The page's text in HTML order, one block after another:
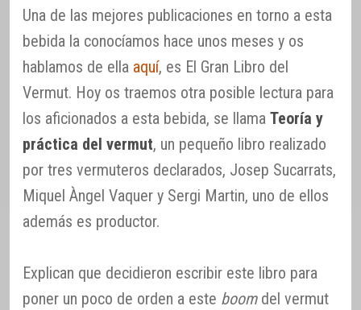
Una de las mejores publicaciones en torno a esta
bebida la conocíamos hace unos meses y os
hablamos de ella aquí, es El Gran Libro del
Vermut. Hoy os traemos otra posible lectura para
los aficionados a esta bebida, se llama Teoría y
práctica del vermut, un pequeño libro realizado
por tres vermuteros declarados, Josep Sucarrats,
Miquel Àngel Vaquer y Sergi Martin, uno de ellos
además es productor.
Explican que decidieron escribir este libro para
poner un poco de orden a este boomdel vermut